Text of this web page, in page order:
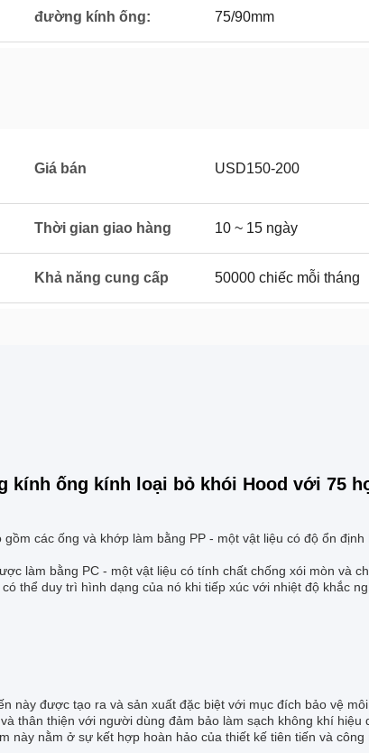
đường kính ống: 75/90mm
Giá bán USD150-200
Thời gian giao hàng 10 ~ 15 ngày
Khả năng cung cấp 50000 chiếc mỗi tháng
kính ống kính loại bỏ khói Hood với 75
các ống và khớp làm bằng PP - một vật liệu có độ ổn
làm bằng PC - một vật liệu có tính chất chống xói mòn và
thể duy trì hình dạng của nó khi tiếp xúc với nhiệt độ khắc
này được tạo ra và sản xuất đặc biệt với mục đích bảo vệ
thân thiện với người dùng đảm bảo làm sạch không khí hiệu
này nằm ở sự kết hợp hoàn hảo của thiết kế tiên tiến và công